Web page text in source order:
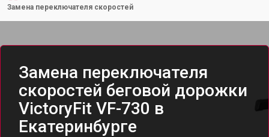
Замена переключателя скоростей
Замена переключателя
скоростей беговой дорожки
VictoryFit VF-730 в
Екатеринбурге